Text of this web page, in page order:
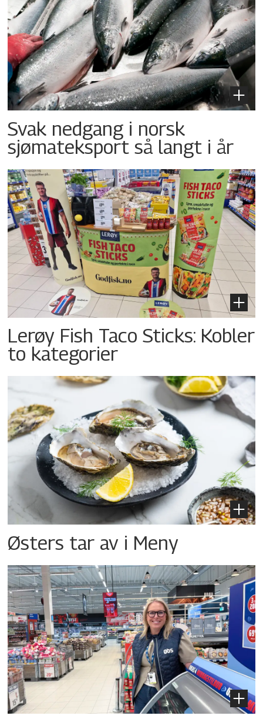
Svak nedgang i norsk
sjømateksport så langt i år
Lerøy Fish Taco Sticks: Kobler
to kategorier
Østers tar av i Meny